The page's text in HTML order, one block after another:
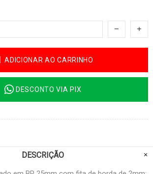
ADICIONAR AO CARRINHO
DESCONTO VIA PIX
DESCRIÇÃO